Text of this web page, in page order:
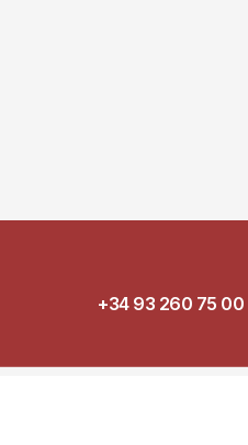
+34 93 260 75 00